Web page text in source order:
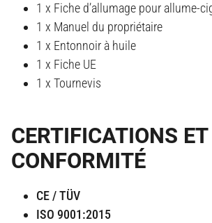
1 x Fiche d’allumage pour allume-
1 x Manuel du propriétaire
1 x Entonnoir à huile
1 x Fiche UE
1 x Tournevis
CERTIFICATIONS ET
CONFORMITÉ
CE / TÜV
ISO 9001:2015